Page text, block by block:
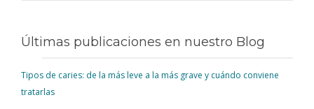
Últimas publicaciones en nuestro Blog
Tipos de caries: de la más leve a la más grave y cuándo conviene
tratarlas